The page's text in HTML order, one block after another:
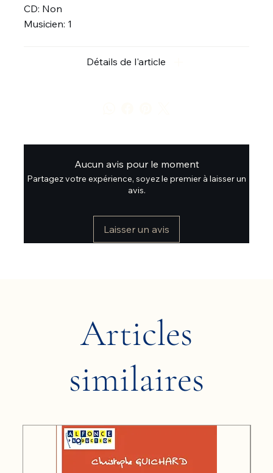
CD: Non
Musicien: 1
Détails de l'article
Aucun avis pour le moment
Partagez votre expérience, soyez le premier à laisser un
avis.
Laisser un avis
Articles
similaires